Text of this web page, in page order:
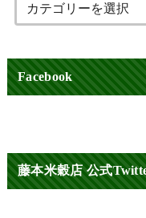
Facebook
藤本米穀店 公式